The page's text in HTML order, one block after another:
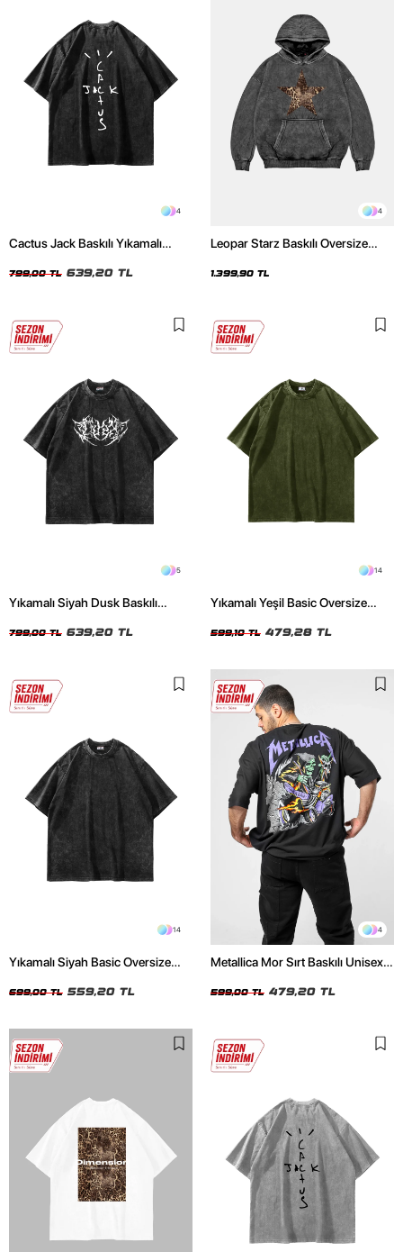
4
Cactus Jack Baskılı Yıkamalı
799,00 TL 639,20 TL
4
Leopar Starz Baskılı Oversize
Hoodie
1.399,90 TL
5
Yıkamalı Siyah Dusk Baskılı
799,00 TL 639,20 TL
14
Yıkamalı Yeşil Basic Oversize
599,10 TL 479,28 TL
14
Yıkamalı Siyah Basic Oversize
699,00 TL 559,20 TL
4
Metallica Mor Sırt Baskılı Unisex
599,00 TL 479,20 TL